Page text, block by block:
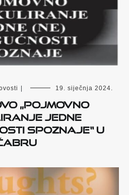
19. siječnja 2024.
„Pojmovno
jedne
spoznaje“ u